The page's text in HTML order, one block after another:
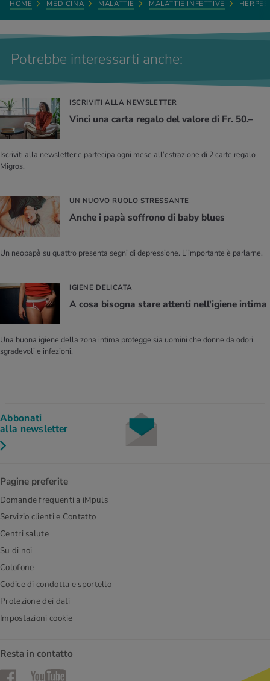
HOME MEDICINA MALATTIE MALATTIE INFETTIVE
Potrebbe interessarti anche:
ISCRIVITI ALLA NEWSLETTER
Vinci una carta regalo del valore di Fr. 50.–
Iscriviti alla newsletter e partecipa ogni mese all’estrazione di 2 carte regalo
Migros.
UN NUOVO RUOLO STRESSANTE
Anche i papà soffrono di baby blues
Un neopapà su quattro presenta segni di depressione. L'importante è parlarne.
IGIENE DELICATA
A cosa bisogna stare attenti nell'igiene intima
Una buona igiene della zona intima protegge sia uomini che donne da odori
sgradevoli e infezioni.
Abbonati
alla newsletter
Pagine preferite
Domande frequenti a iMpuls
Servizio clienti e Contatto
Centri salute
Su di noi
Colofone
Codice di condotta e sportello
Protezione dei dati
Impostazioni cookie
Resta in contatto
FacebookYouTube